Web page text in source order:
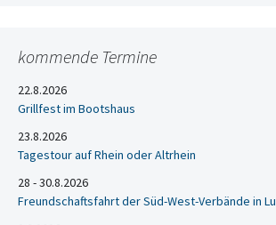
kommende Termine
22.8.2026
Grillfest im Bootshaus
23.8.2026
Tagestour auf Rhein oder Altrhein
28 - 30.8.2026
Freundschaftsfahrt der Süd-West-Verbände in